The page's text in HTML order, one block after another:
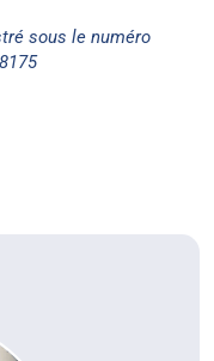
sous le numéro